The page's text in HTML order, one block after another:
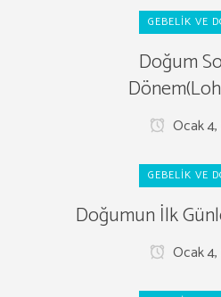
GEBELIK VE
Doğum
Ocak
GEBELIK VE
Doğumun İlk
Ocak